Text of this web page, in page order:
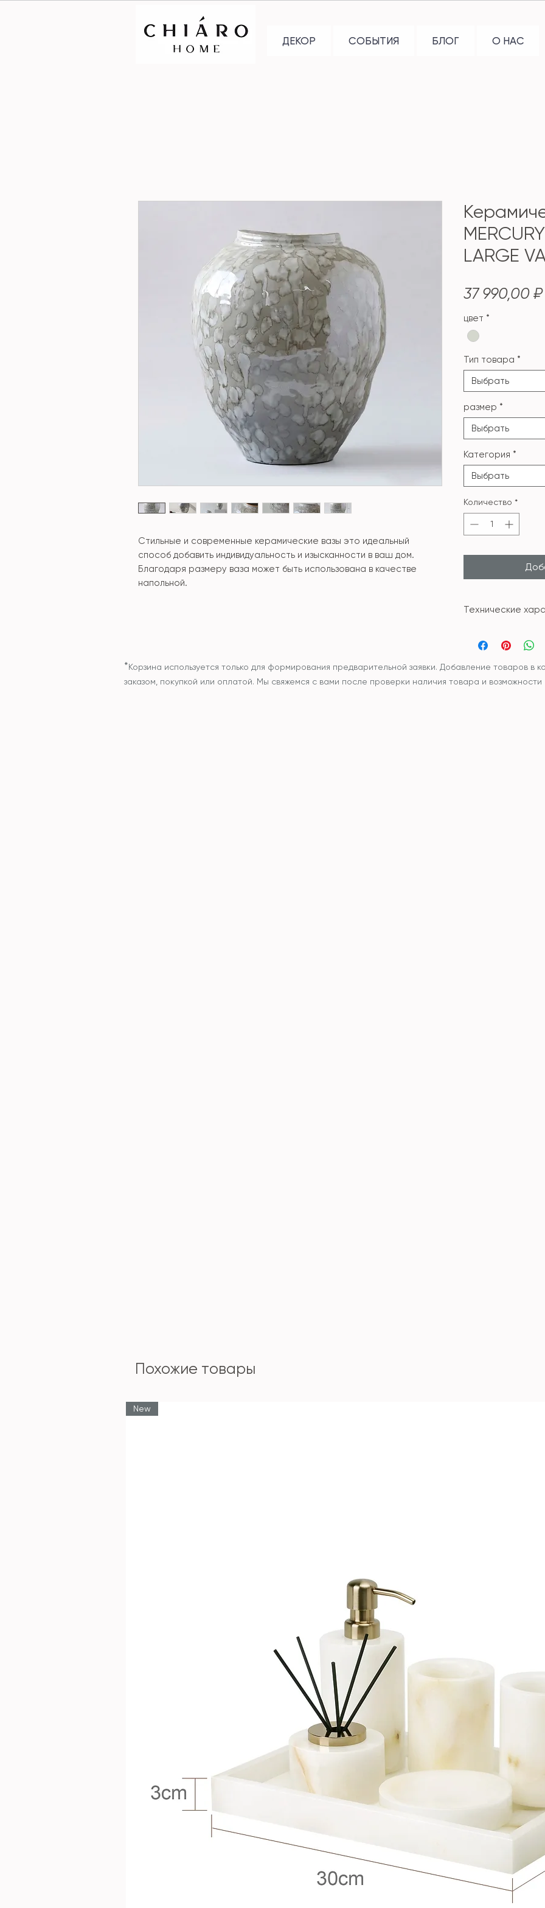
ДЕКОР СОБЫТИЯ БЛОГ О НАС
Стильные и современные керамические вазы это идеальный
способ добавить индивидуальность и изысканности в ваш дом.
Благодаря размеру ваза может быть использована в качестве
напольной.
LARGE
37 990,00 ₽
цвет *
Тип товара *
Выбрать
размер *
Выбрать
Категория *
Выбрать
Количество *
Технические
Размер:
*Корзина используется только для формирования предварительной заявки. Добавление товаров в
заказом, покупкой или оплатой. Мы свяжемся с вами после проверки наличия товара и
Похожие товары
New